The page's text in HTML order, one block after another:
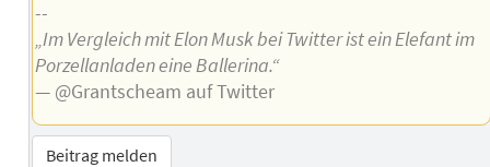
--
„Im Vergleich mit Elon Musk bei Twitter ist ein Elefant im
Porzellanladen eine Ballerina.“
— @Grantscheam auf Twitter
Beitrag melden